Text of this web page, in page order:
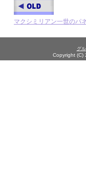
マクシミリアン一世のパ
グ
Copyright (C)